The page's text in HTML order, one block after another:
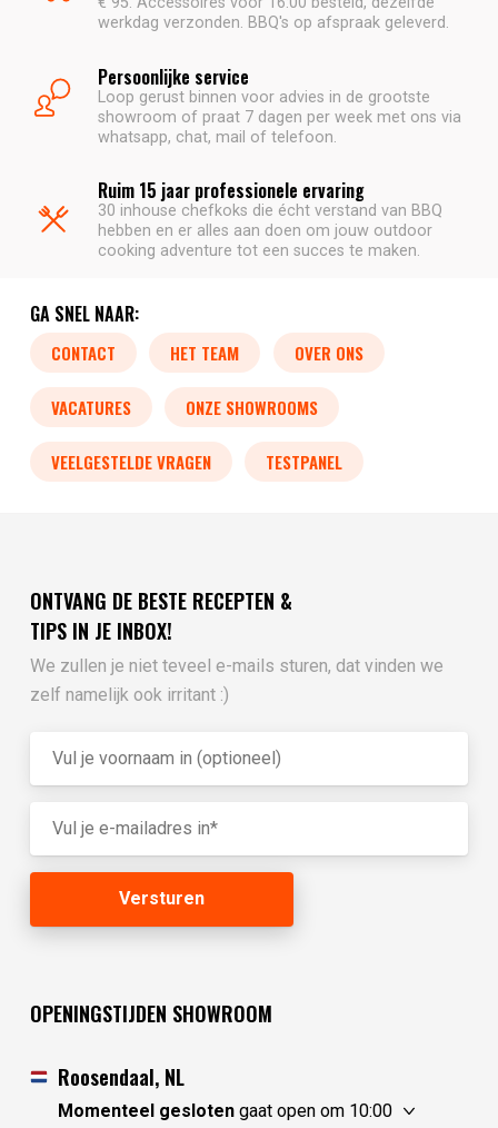
werkdag verzonden. BBQ's op afspraak geleverd.
Persoonlijke service
Loop gerust binnen voor advies in de grootste
showroom of praat 7 dagen per week met ons via
whatsapp, chat, mail of telefoon.
Ruim 15 jaar professionele ervaring
30 inhouse chefkoks die écht verstand van BBQ
hebben en er alles aan doen om jouw outdoor
cooking adventure tot een succes te maken.
GA SNEL NAAR:
CONTACT HET TEAM OVER ONS
VACATURES ONZE SHOWROOMS
VEELGESTELDE VRAGEN TESTPANEL
ONTVANG DE BESTE RECEPTEN &
TIPS IN JE INBOX!
We zullen je niet teveel e-mails sturen, dat vinden we
zelf namelijk ook irritant :)
OPENINGSTIJDEN SHOWROOM
Roosendaal, NL
Momenteel geslotengaat open om 10:00